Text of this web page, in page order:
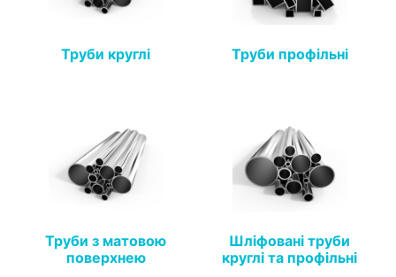
Труби круглі Труби профільні
Труби з матовою
поверхнею
Шліфовані труби
круглі та профільні